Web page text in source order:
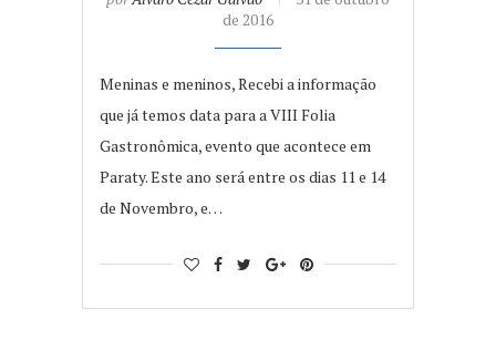
de 2016
Meninas e meninos, Recebi a informação
que já temos data para a VIII Folia
Gastronômica, evento que acontece em
Paraty. Este ano será entre os dias 11 e 14
de Novembro, e…